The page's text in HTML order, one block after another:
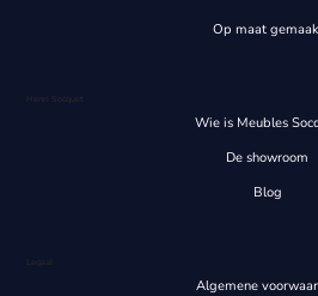
Op maat
Algemene
Henri Socquet
Wie is Meubles
De showroom
Blog